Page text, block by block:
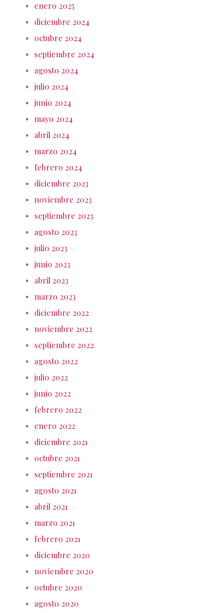
enero 2025
diciembre 2024
octubre 2024
septiembre 2024
agosto 2024
julio 2024
junio 2024
mayo 2024
abril 2024
marzo 2024
febrero 2024
diciembre 2023
noviembre 2023
septiembre 2023
agosto 2023
julio 2023
junio 2023
abril 2023
marzo 2023
diciembre 2022
noviembre 2022
septiembre 2022
agosto 2022
julio 2022
junio 2022
febrero 2022
enero 2022
diciembre 2021
octubre 2021
septiembre 2021
agosto 2021
abril 2021
marzo 2021
febrero 2021
diciembre 2020
noviembre 2020
octubre 2020
agosto 2020